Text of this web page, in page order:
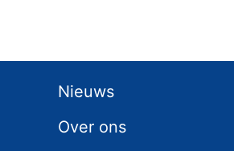
Nieuws
Over ons